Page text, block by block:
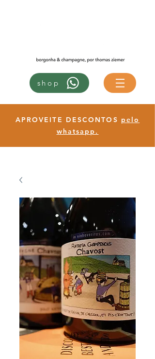
shop
APROVEITE DESCONTOS pelo
whatsapp.